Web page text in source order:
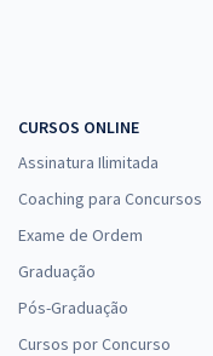
CURSOS ONLINE
Assinatura Ilimitada
Coaching para Concursos
Exame de Ordem
Graduação
Pós-Graduação
Cursos por Concurso